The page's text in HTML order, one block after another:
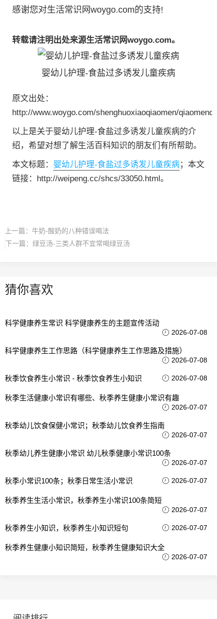
感谢您对生活常识网woygo.com的支持!
转载请注明出处来源生活常识网woygo.com。
婴幼儿护理-食盐过多诱发儿童疾病
原文出处：
http://www.woygo.com/shenghuoxiaoqiaomen/
以上是关于婴幼儿护理-食盐过多诱发儿童疾病的介
绍，希望对想了解生活百科知识的朋友们有所帮助。
本文标题： 婴幼儿护理-食盐过多诱发儿童疾病；本文
链接：http://weipeng.cc/shcs/33050.html。
上一篇： 牛奶-酸奶的八种错误喝法
下一篇： 绿豆汤-三类人群不宜常喝绿豆汤
猜你喜欢
科学健康养生常识 科学健康养生的主题宣传活动
2026-07-08
科学健康养生工作思路（科学健康养生工作思路及措施）
2026-07-08
秋季饮食养生小常识 - 秋季饮食养生小知识 2026-07-08
秋季生活健康小常识有哪些、秋季养生健康小常识有趣
2026-07-07
秋季幼儿饮食保健小常识；秋季幼儿饮食养生指南
2026-07-07
秋季幼儿养生健康小常识 幼儿秋季健康小常识100条
2026-07-07
秋季小常识100条；秋季日常生活小常识 2026-07-07
秋季养生生活小常识，秋季养生小常识100条简短
2026-07-07
秋季养生小知识，秋季养生小知识短句 2026-07-07
秋季养生健康小知识简短，秋季养生健康知识大全
2026-07-07